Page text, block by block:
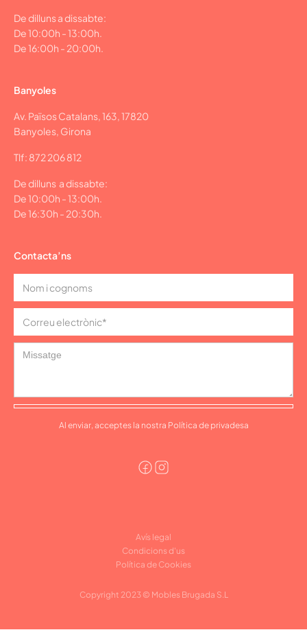
De dilluns a dissabte:
De 10:00h - 13:00h.
De 16:00h - 20:00h.
Banyoles
Av. Països Catalans, 163, 17820
Banyoles, Girona
Tlf: 872 206 812
De dilluns a dissabte:
De 10:00h - 13:00h.
De 16:30h - 20:30h.
Contacta’ns
Al enviar, acceptes la nostra Política de privadesa
Avís legal
Condicions d'us
Política de Cookies
Copyright 2023 © Mobles Brugada S.L